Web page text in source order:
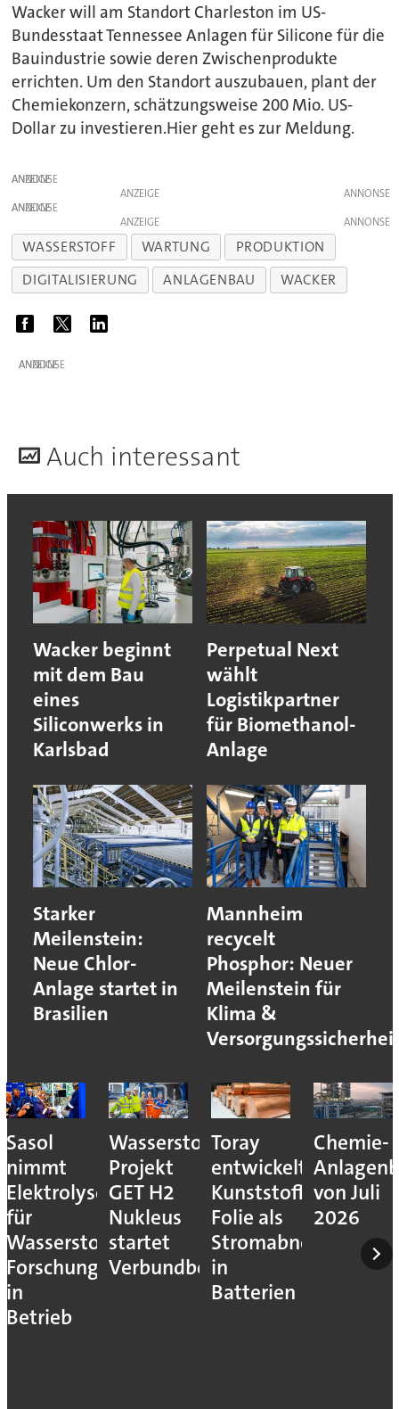
Wacker will am Standort Charleston im US-
Bundesstaat Tennessee Anlagen für Silicone für die
Bauindustrie sowie deren Zwischenprodukte
errichten. Um den Standort auszubauen, plant der
Chemiekonzern, schätzungsweise 200 Mio. US-
Dollar zu investieren.Hier geht es zur Meldung.
ANZEIGE
ANZEIGE
ANZEIGE
ANZEIGE
WASSERSTOFF WARTUNG
PRODUKTION
DIGITALISIERUNG
ANLAGENBAU WACKER
ANZEIGE
Auch interessant
Wacker beginnt
mit dem Bau
eines
Siliconwerks in
Karlsbad
Perpetual Next
wählt
Logistikpartner
für Biomethanol-
Anlage
Starker
Meilenstein:
Neue Chlor-
Anlage startet in
Brasilien
Mannheim
recycelt
Phosphor: Neuer
Meilenstein für
Klima &
Sasol
nimmt
Elektrolyseur
für
Wasserstoff-
Forschung
in
Betrieb
Wasserstoff-
Projekt
GET H2
Nukleus
startet
Verbundbetrieb
Toray
entwickelt
Kunststoff-
Folie als
Stromabnehmer
in
Batterien
Chemie-
von Juli
2026